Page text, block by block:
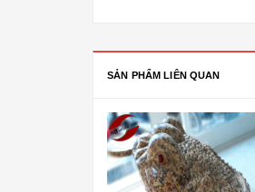
SẢN PHẨM LIÊN QUAN